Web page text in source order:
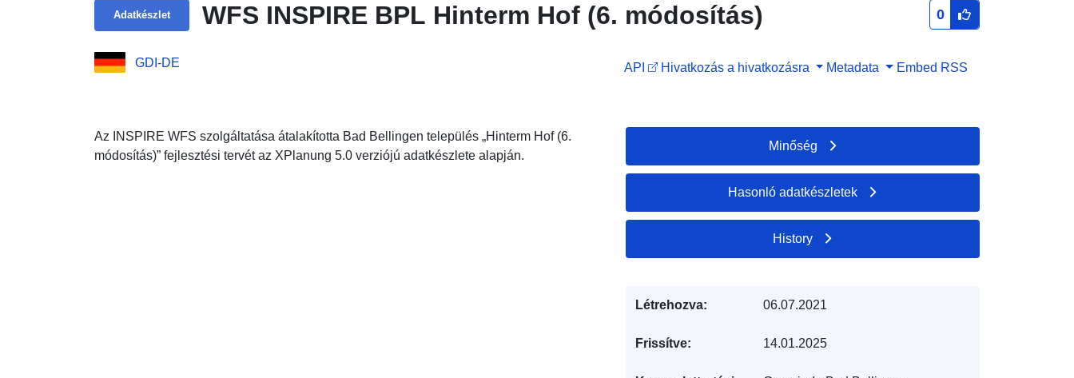
Adatkészlet WFS INSPIRE BPL Hinterm Hof (6. módosítás) 0
GDI-DE API Hivatkozás a hivatkozásra Metadata Embed RSS
Az INSPIRE WFS szolgáltatása átalakította Bad Bellingen település „Hinterm Hof (6.
módosítás)” fejlesztési tervét az XPlanung 5.0 verziójú adatkészlete alapján.
Minőség
Hasonló adatkészletek
History
Létrehozva: 06.07.2021
Frissítve: 14.01.2025